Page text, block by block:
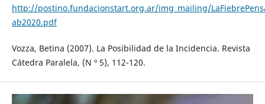
http://postino.fundacionstart.org.ar/img_mailing/
ab2020.pdf
Vozza, Betina (2007). La Posibilidad de la Incidencia. Revista
Cátedra Paralela, (N º 5), 112-120.